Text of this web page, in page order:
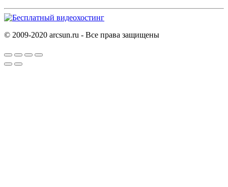
© 2009-2020 arcsun.ru - Все права защищены